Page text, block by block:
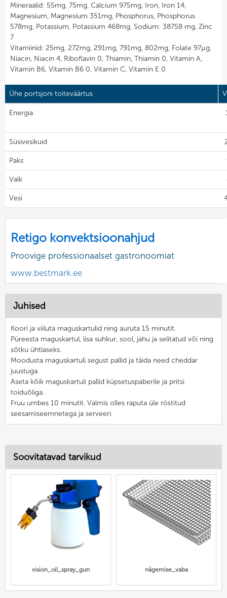
Mineraalid: 55mg, 75mg, Calcium 975mg, Iron, Iron 14,
Magnesium, Magnesium 351mg, Phosphorus, Phosphorus
578mg, Potassium, Potassium 468mg, Sodium: 38758 mg, Zinc
7
Vitamiinid: 25mg, 272mg, 291mg, 791mg, 802mg, Folate 97µg,
Niacin, Niacin 4, Riboflavin 0, Thiamin, Thiamin 0, Vitamin A,
Vitamin B6, Vitamin B6 0, Vitamin C, Vitamin E 0
Ühe portsjoni toiteväärtus
Energia
Süsivesikuid
Paks
Valk
Vesi
Retigo konvektsioonahjud
Proovige professionaalset gastronoomiat
www.bestmark.ee
Juhised
Koori ja viiluta maguskartulid ning auruta 15 minutit.
Püreesta maguskartul, lisa suhkur, sool, jahu ja selitatud või ning
sõtku ühtlaseks.
Moodusta maguskartuli segust pallid ja täida need cheddar
juustuga.
Aseta kõik maguskartuli pallid küpsetuspaberile ja pritsi
toiduõliga.
Fruu umbes 10 minutit. Valmis olles raputa üle röstitud
seesamiseemnetega ja serveeri.
Soovitatavad tarvikud
vision_oil_spray_gun nägemise_vaba